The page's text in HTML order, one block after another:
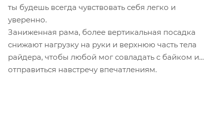
ты будешь всегда чувствовать себя легко и
уверенно.
Заниженная рама, более вертикальная посадка
снижают нагрузку на руки и верхнюю часть тела
райдера, чтобы любой мог совладать с байком и
отправиться навстречу впечатлениям.